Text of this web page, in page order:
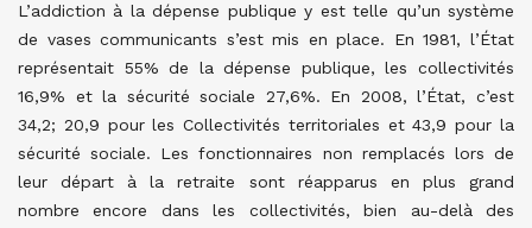
L’addiction à la dépense publique y est telle qu’un système
de vases communicants s’est mis en place. En 1981, l’État
représentait 55% de la dépense publique, les collectivités
16,9% et la sécurité sociale 27,6%. En 2008, l’État, c’est
34,2; 20,9 pour les Collectivités territoriales et 43,9 pour la
sécurité sociale. Les fonctionnaires non remplacés lors de
leur départ à la retraite sont réapparus en plus grand
nombre encore dans les collectivités, bien au-delà des